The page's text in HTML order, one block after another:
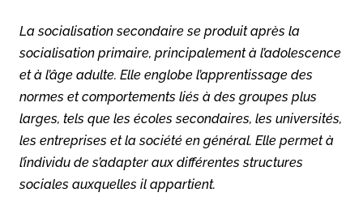
La socialisation secondaire se produit après la
socialisation primaire, principalement à l’adolescence
et à l’âge adulte. Elle englobe l’apprentissage des
normes et comportements liés à des groupes plus
larges, tels que les écoles secondaires, les universités,
les entreprises et la société en général. Elle permet à
l’individu de s’adapter aux différentes structures
sociales auxquelles il appartient.